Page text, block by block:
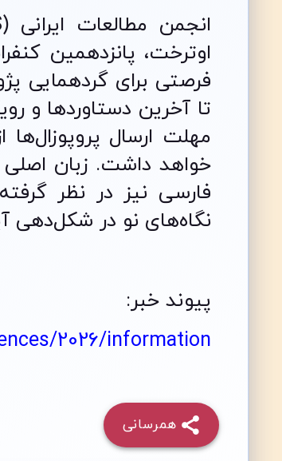
اوترخت، پانزدهمین
فرصتی برای گردهمایی
تا آخرین دستاوردها و
خواهد داشت. زبان اصلی
فارسی نیز در نظر
نگاه‌های نو در شکل‌دهی
پیوند خبر:
2026/information
همرسانی